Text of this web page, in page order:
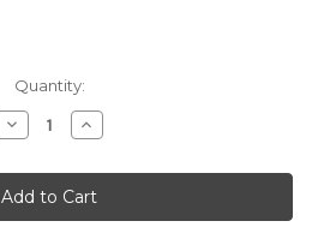
Quantity:
Decrease
Quantity
PSICOLOGIA
DE
MEDJUGORJE.
LA
Increase
Quantity
PSICOLOGIA
DE
MEDJUGORJE.
LA